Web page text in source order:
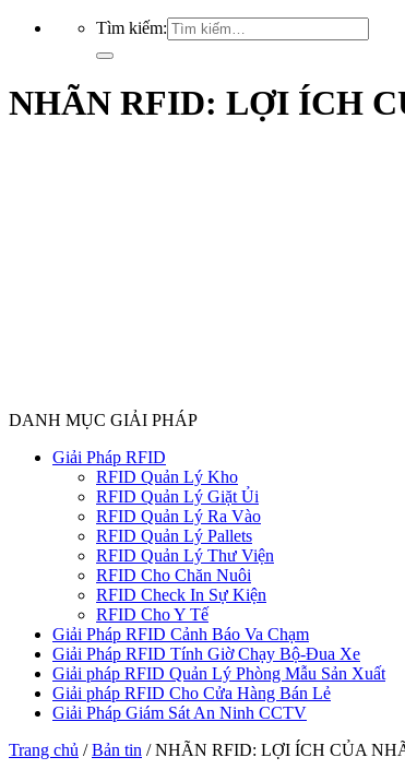
Tìm kiếm:
NHÃN RFID: LỢI ÍCH
DANH MỤC GIẢI PHÁP
Giải Pháp RFID
RFID Quản Lý Kho
RFID Quản Lý Giặt Ủi
RFID Quản Lý Ra Vào
RFID Quản Lý Pallets
RFID Quản Lý Thư Viện
RFID Cho Chăn Nuôi
RFID Check In Sự Kiện
RFID Cho Y Tế
Giải Pháp RFID Cảnh Báo Va Chạm
Giải Pháp RFID Tính Giờ Chạy Bộ-Đua Xe
Giải pháp RFID Quản Lý Phòng Mẫu Sản Xuất
Giải pháp RFID Cho Cửa Hàng Bán Lẻ
Giải Pháp Giám Sát An Ninh CCTV
Trang chủ / Bản tin /NHÃN RFID: LỢI ÍCH CỦA